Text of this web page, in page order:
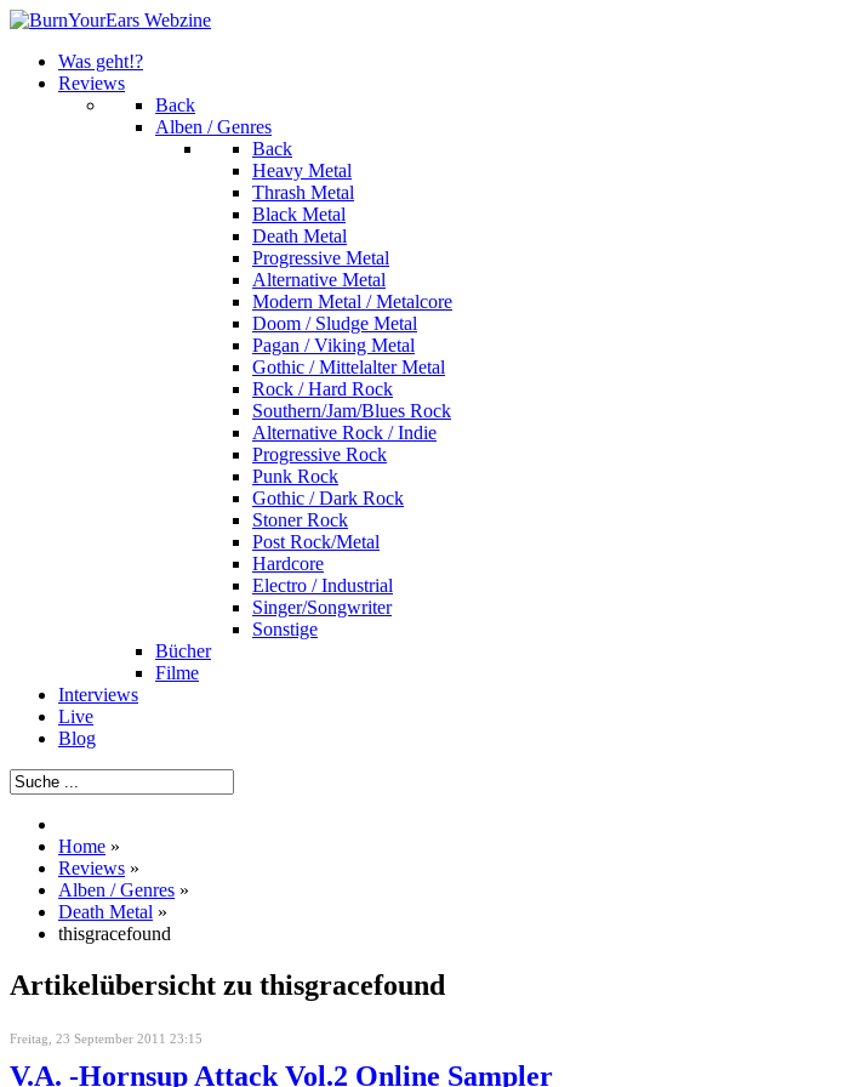
Was geht!?
Reviews
Back
Alben / Genres
Back
Heavy Metal
Thrash Metal
Black Metal
Death Metal
Progressive Metal
Alternative Metal
Modern Metal / Metalcore
Doom / Sludge Metal
Pagan / Viking Metal
Gothic / Mittelalter Metal
Rock / Hard Rock
Southern/Jam/Blues Rock
Alternative Rock / Indie
Progressive Rock
Punk Rock
Gothic / Dark Rock
Stoner Rock
Post Rock/Metal
Hardcore
Electro / Industrial
Singer/Songwriter
Sonstige
Bücher
Filme
Interviews
Live
Blog
Home »
Reviews »
Alben / Genres »
Death Metal »
thisgracefound
Artikelübersicht zu thisgracefound
Freitag, 23 September 2011 23:15
V.A. -Hornsup Attack Vol.2 Online Sampler